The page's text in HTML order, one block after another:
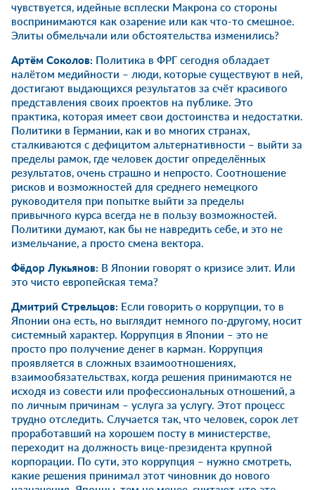
чувствуется, идейные всплески Макрона со стороны
воспринимаются как озарение или как что-то смешное.
Элиты обмельчали или обстоятельства изменились?
Артём Соколов: Политика в ФРГ сегодня обладает
налётом медийности – люди, которые существуют в ней,
достигают выдающихся результатов за счёт красивого
представления своих проектов на публике. Это
практика, которая имеет свои достоинства и недостатки.
Политики в Германии, как и во многих странах,
сталкиваются с дефицитом альтернативности – выйти за
пределы рамок, где человек достиг определённых
результатов, очень страшно и непросто. Соотношение
рисков и возможностей для среднего немецкого
руководителя при попытке выйти за пределы
привычного курса всегда не в пользу возможностей.
Политики думают, как бы не навредить себе, и это не
измельчание, а просто смена вектора.
Фёдор Лукьянов: В Японии говорят о кризисе элит. Или
это чисто европейская тема?
Дмитрий Стрельцов: Если говорить о коррупции, то в
Японии она есть, но выглядит немного по-другому, носит
системный характер. Коррупция в Японии – это не
просто про получение денег в карман. Коррупция
проявляется в сложных взаимоотношениях,
взаимообязательствах, когда решения принимаются не
исходя из совести или профессиональных отношений, а
по личным причинам – услуга за услугу. Этот процесс
трудно отследить. Случается так, что человек, сорок лет
проработавший на хорошем посту в министерстве,
переходит на должность вице-президента крупной
корпорации. По сути, это коррупция – нужно смотреть,
какие решения принимал этот чиновник до нового